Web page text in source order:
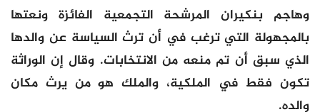
وهاجم بنكيران المرشحة التجمعية الفائزة ونعتها
بالمجهولة التي ترغب في أن ترث السياسة عن والدها
الذي سبق أن تم منعه من الانتخابات. وقال إن الوراثة
تكون فقط في الملكية، والملك هو من يرث مكان
والده.